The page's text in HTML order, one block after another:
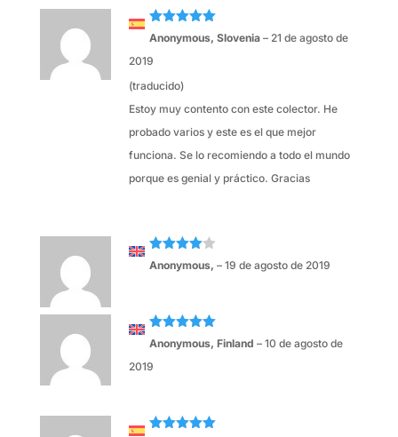
Valorado
5de 5
Anonymous, Slovenia – 21 de agosto de
2019
(traducido)
Estoy muy contento con este colector. He
probado varios y este es el que mejor
funciona. Se lo recomiendo a todo el mundo
porque es genial y práctico. Gracias
Valorado
4de
Anonymous, – 19 de agosto de 2019
Valorado
5de 5
Anonymous, Finland – 10 de agosto de
2019